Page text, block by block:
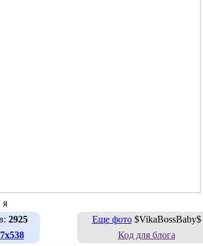
я
2925
Еще фото$VikaBossBaby$
Код для блога